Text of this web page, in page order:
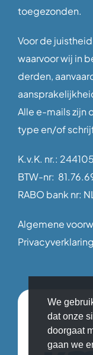
toegezonden.
Voor de
waarvoor wij in
derden,
Alle e-mails zijn
type en/of
K.v.K. nr.:
BTW-nr:
RABO bank nr:
Algemene
Privacyverklaring
We
dat onze
doorgaat
gaan we